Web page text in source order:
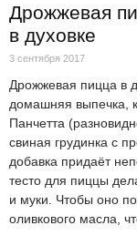
Дрожжевая
в духовке
3 сентября 2017
Дрожжевая пицца в
домашняя выпечка,
Панчетта
свиная грудинка с
добавка придаёт
тесто для пиццы
и муки. Чтобы оно
оливкового масла,